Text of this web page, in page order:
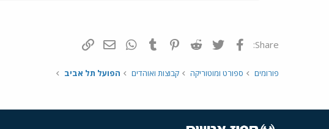
Share: פייסבוק Twitter
Reddit
Pinterest
Tumblr
WhatsAppדואר אלקטרוני
פורומים ספורט ומוטוריקה קבוצות ואוהדים הפועל תל אביב